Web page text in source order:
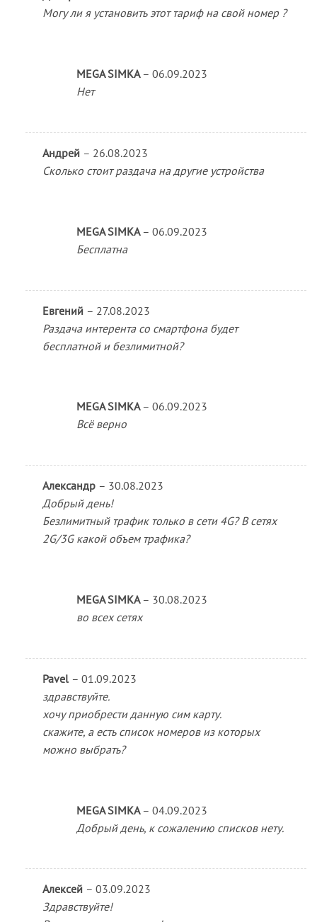
Могу ли я установить этот тариф на свой номер ?
MEGA SIMKA – 06.09.2023
Нет
Андрей – 26.08.2023
Сколько стоит раздача на другие устройства
MEGA SIMKA – 06.09.2023
Бесплатна
Евгений – 27.08.2023
Раздача интерента со смартфона будет
бесплатной и безлимитной?
MEGA SIMKA – 06.09.2023
Всё верно
Александр – 30.08.2023
Добрый день!
Безлимитный трафик только в сети 4G? В сетях
2G/3G какой объем трафика?
MEGA SIMKA – 30.08.2023
во всех сетях
Pavel – 01.09.2023
здравствуйте.
хочу приобрести данную сим карту.
скажите, а есть список номеров из которых
можно выбрать?
MEGA SIMKA – 04.09.2023
Добрый день, к сожалению списков нету.
Алексей – 03.09.2023
Здравствуйте!